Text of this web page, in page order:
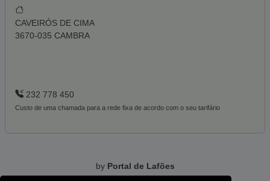
CAVEIRÓS DE CIMA
3670-035 CAMBRA
232 778 450
Custo de uma chamada para a rede fixa de acordo com o seu tarifário
by Portal de Lafões